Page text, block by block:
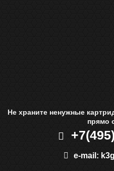
Не храните ненужные
прямо
+7(495)
e-mail: